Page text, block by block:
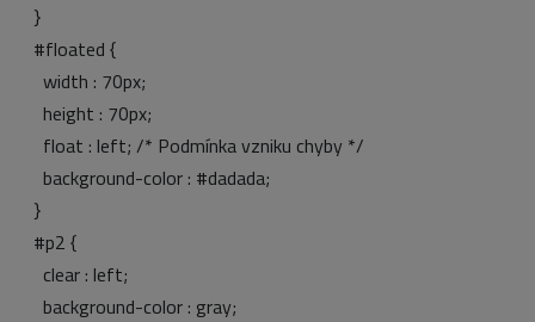
}
#floated {
width : 70px;
height : 70px;
float : left; /* Podmínka vzniku chyby */
background-color : #dadada;
}
#p2 {
clear : left;
background-color : gray;